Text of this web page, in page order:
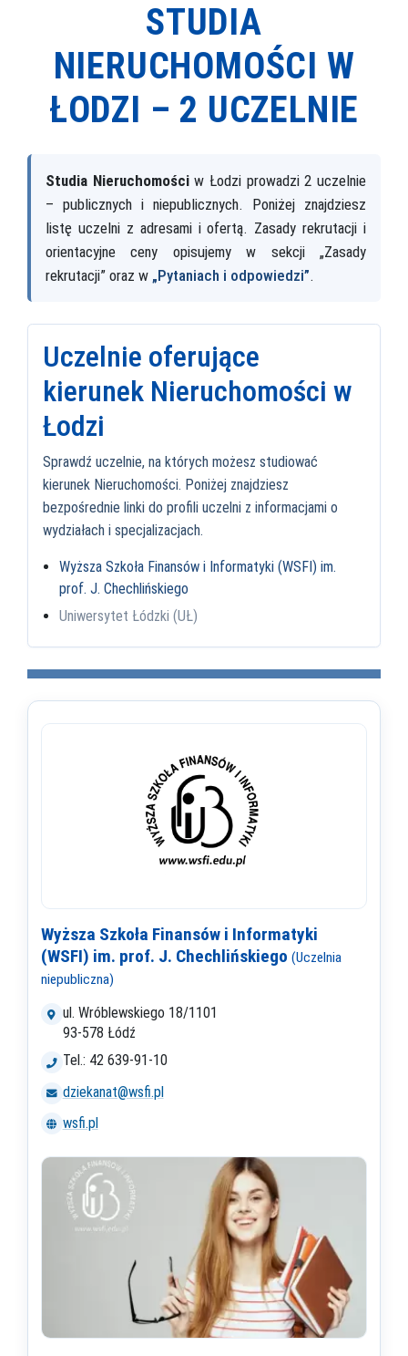
STUDIA
NIERUCHOMOŚCI W
ŁODZI – 2 UCZELNIE
Studia Nieruchomościw Łodzi prowadzi 2 uczelnie
– publicznych i niepublicznych. Poniżej znajdziesz
listę uczelni z adresami i ofertą. Zasady rekrutacji i
orientacyjne ceny opisujemy w sekcji „Zasady
rekrutacji” oraz w „Pytaniach i odpowiedzi”.
Uczelnie oferujące
kierunek Nieruchomości w
Łodzi
Sprawdź uczelnie, na których możesz studiować
kierunek Nieruchomości. Poniżej znajdziesz
bezpośrednie linki do profili uczelni z informacjami o
wydziałach i specjalizacjach.
Wyższa Szkoła Finansów i Informatyki (WSFI) im.
prof. J. Chechlińskiego
Uniwersytet Łódzki (UŁ)
Wyższa Szkoła Finansów i Informatyki
(WSFI) im. prof. J. Chechlińskiego (Uczelnia
niepubliczna)
ul. Wróblewskiego 18/1101
93-578 Łódź
Tel.: 42 639-91-10
dziekanat@wsfi.pl
wsfi.pl